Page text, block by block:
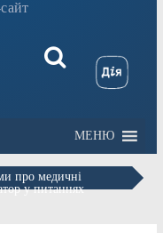
МЕНЮ
про медичні
у питаннях